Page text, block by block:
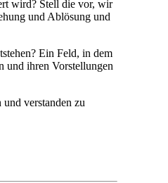
wird? Stell die vor, wir
und Ablösung und
Ein Feld, in dem
und ihren Vorstellungen
verstanden zu